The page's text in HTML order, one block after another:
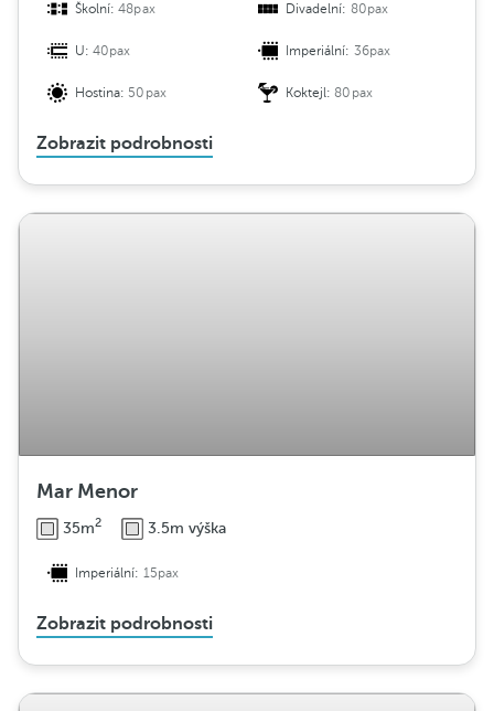
Školní:48pax Divadelní: 80pax
U:40pax Imperiální: 36pax
Hostina: 50pax Koktejl:80pax
Zobrazit podrobnosti
Mar Menor
35m2 3.5m výška
Imperiální: 15pax
Zobrazit podrobnosti